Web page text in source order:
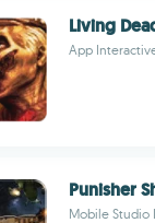
Living
App
Punisher
Mobile Studio